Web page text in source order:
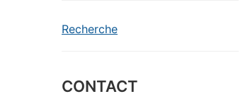
Recherche
CONTACT